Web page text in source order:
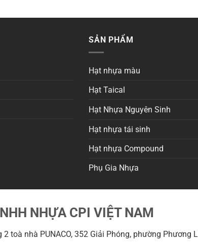
SẢN PHẨM
Hạt nhựa màu
Hạt Taical
Hạt Nhựa Nguyên Sinh
Hạt nhựa tái sinh
Hạt nhựa Compound
Phụ Gia Nhựa
NHỰA CPI VIỆT NAM
2 toà nhà PUNACO, 352 Giải Phóng, phường Phương